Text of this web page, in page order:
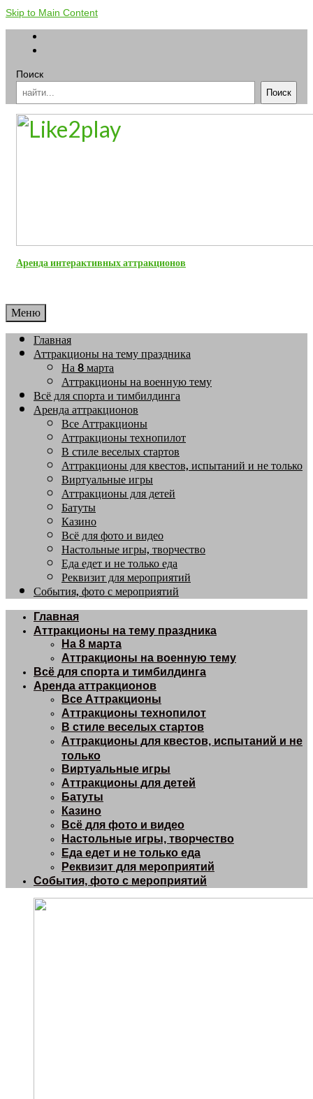
Skip to Main Content
Поиск
Поиск
Аренда интерактивных аттракционов
Меню
Главная
Аттракционы на тему праздника
На 8 марта
Аттракционы на военную тему
Всё для спорта и тимбилдинга
Аренда аттракционов
Все Аттракционы
Аттракционы технопилот
В стиле веселых стартов
Аттракционы для квестов, испытаний и не только
Виртуальные игры
Аттракционы для детей
Батуты
Казино
Всё для фото и видео
Настольные игры, творчество
Еда едет и не только еда
Реквизит для мероприятий
События, фото с мероприятий
Главная
Аттракционы на тему праздника
На 8 марта
Аттракционы на военную тему
Всё для спорта и тимбилдинга
Аренда аттракционов
Все Аттракционы
Аттракционы технопилот
В стиле веселых стартов
Аттракционы для квестов, испытаний и не
только
Виртуальные игры
Аттракционы для детей
Батуты
Казино
Всё для фото и видео
Настольные игры, творчество
Еда едет и не только еда
Реквизит для мероприятий
События, фото с мероприятий